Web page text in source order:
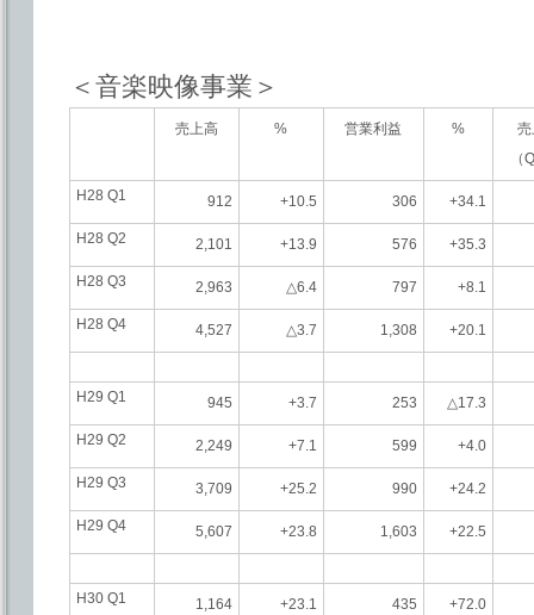
＜音楽映像事業＞
売上高 % 営業利益 %
（
H28 Q1 912 +10.5 306 +34.1
H28 Q2 2,101 +13.9 576 +35.3
H28 Q3 2,963 △6.4 797 +8.1
H28 Q4 4,527 △3.7 1,308 +20.1
H29 Q1 945 +3.7 253 △17.3
H29 Q2 2,249 +7.1 599 +4.0
H29 Q3 3,709 +25.2 990 +24.2
H29 Q4 5,607 +23.8 1,603 +22.5
H30 Q1 1,164 +23.1 435 +72.0